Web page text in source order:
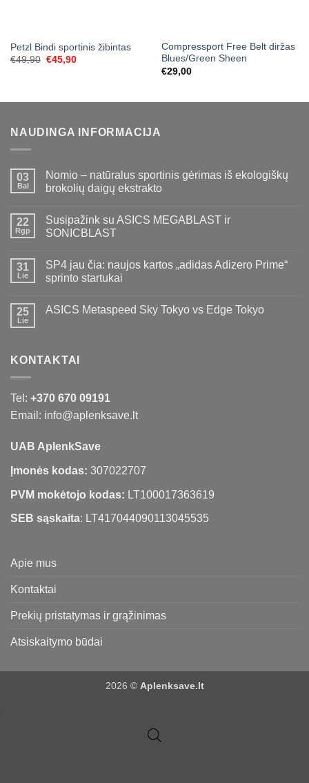
Petzl Bindi sportinis žibintas
€49,90 Original
€45,90Current
Compressport Free Belt diržas
Blues/Green Sheen
€29,00
NAUDINGA INFORMACIJA
03
Bal
Nomio – natūralus sportinis gėrimas iš ekologiškų
brokolių daigų ekstrakto
22
Rgp
Susipažink su ASICS MEGABLAST ir
SONICBLAST
31
Lie
SP4 jau čia: naujos kartos „adidas Adizero Prime“
sprinto startukai
25
Lie
ASICS Metaspeed Sky Tokyo vs Edge Tokyo
KONTAKTAI
Tel: +370 670 09191
Email: info@aplenksave.lt
UAB AplenkSave
Įmonės kodas: 307022707
PVM mokėtojo kodas: LT100017363619
SEB sąskaita: LT417044090113045535
Apie mus
Kontaktai
Prekių pristatymas ir grąžinimas
Atsiskaitymo būdai
2026 © Aplenksave.lt